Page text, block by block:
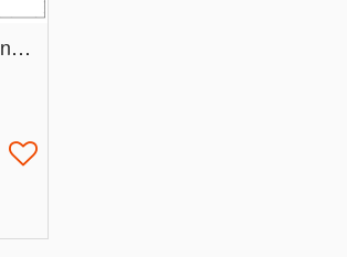
Lote com projeto aprovado para construção de residencia em Aveiro